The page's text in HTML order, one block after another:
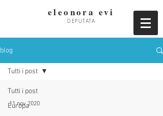
eleonora evi
DEPUTATA
blog
Tutti i post
Europa
Tutti i post
11 nov 2020